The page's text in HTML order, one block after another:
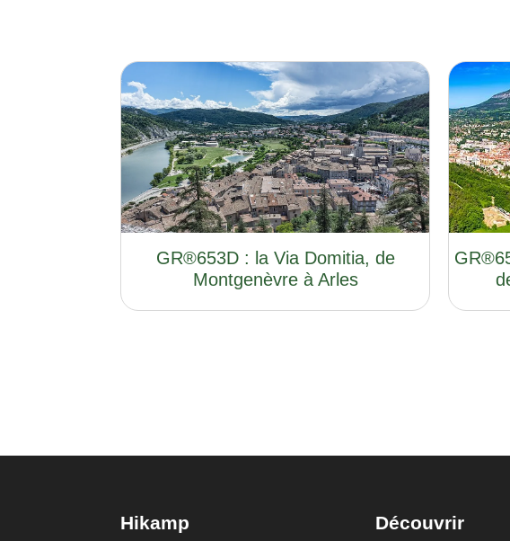
GR®653D : la Via Domitia, de
Montgenèvre à Arles
Hikamp Découvrir